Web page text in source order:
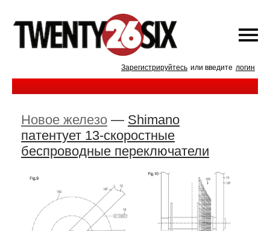
Зарегистрируйтесь или введите логин
Новое железо — Shimano
патентует 13-скоростные
беспроводные переключатели